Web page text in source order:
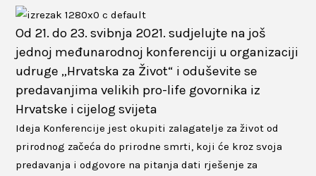
Od 21. do 23. svibnja 2021. sudjelujte na još
jednoj međunarodnoj konferenciji u organizaciji
udruge „Hrvatska za Život“ i oduševite se
predavanjima velikih pro-life govornika iz
Hrvatske i cijelog svijeta
Ideja Konferencije jest okupiti zalagatelje za život od
prirodnog začeća do prirodne smrti, koji će kroz svoja
predavanja i odgovore na pitanja dati rješenje za